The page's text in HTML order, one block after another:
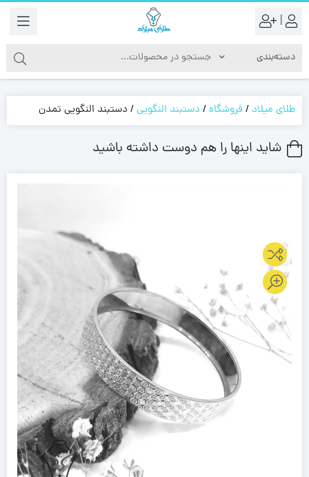
|
طلای میلاد /فروشگاه/ دستبند النگویی/ دستبند النگویی تمدن
شاید اینها را هم دوست داشته باشید